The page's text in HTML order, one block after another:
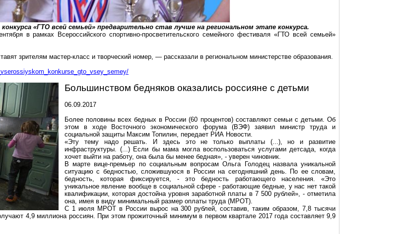
«ГТО всей семьей» предварительно став лучше на региональном этапе конкурса.
в рамках Всероссийского спортивно-просветительского семейного фестиваля «ГТО всей семьей»
зрителям мастер-класс и творческий номер, — рассказали в региональном министерстве образования.
Большинством бедняков оказались россияне с детьми
06.09.2017
Более половины всех бедных в России (60 процентов) составляют семьи с детьми. Об
этом в ходе Восточного экономического форума (ВЭФ) заявил министр труда и
социальной защиты Максим Топилин, передает РИА Новости.
«Эту тему надо решать. И здесь это не только выплаты (...), но и развитие
инфраструктуры. (...) Если бы мама могла воспользоваться услугами детсада, когда
хочет выйти на работу, она была бы менее бедная», - уверен чиновник.
В марте вице-премьер по социальным вопросам Ольга Голодецназвала уникальной
ситуацию с бедностью, сложившуюся в России на сегодняшний день. По ее словам,
бедность, которая фиксируется, - это бедность работающего населения. «Это
уникальное явление вообще в социальной сфере - работающие бедные, у нас нет такой
квалификации, которая достойна уровня заработной платы в 7 500 рублей», - отметила
она, имея в виду минимальный размер оплаты труда(МРОТ).
С 1 июля МРОТ в России вырос на 300 рублей, составив, таким образом, 7,8 тысячи
4,9 миллиона россиян. При этом прожиточный минимум в первом квартале 2017 года составляет 9,9